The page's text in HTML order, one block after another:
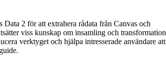
2 för att extrahera rådata från Canvas och
viss kunskap om insamling och transformation
verktyget och hjälpa intresserade användare att